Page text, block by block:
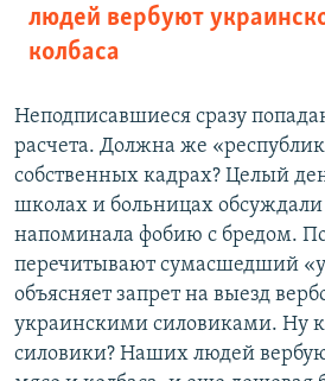
людей вербуют
колбаса
Неподписавшиеся сразу
расчета. Должна же
собственных кадрах? Целый
школах и больницах
напоминала фобию с бредом. По
перечитывают сумасшедший
объясняет запрет на выезд
украинскими силовиками. Ну
силовики? Наших людей